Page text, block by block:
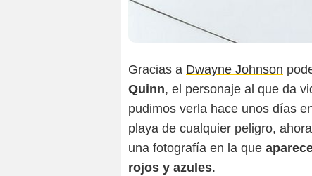
Gracias a Dwayne Johnson
Quinn, el personaje al que da
pudimos verla hace unos días
playa de cualquier peligro,
una fotografía en la que
rojos y azules.